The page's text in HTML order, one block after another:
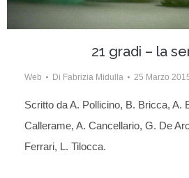
21 gradi – la
Web Di Fabrizia Midulla 25 Marzo
Scritto da A. Pollicino, B. Bricca, A.
Callerame, A. Cancellario, G. De
Ferrari, L. Tilocca.